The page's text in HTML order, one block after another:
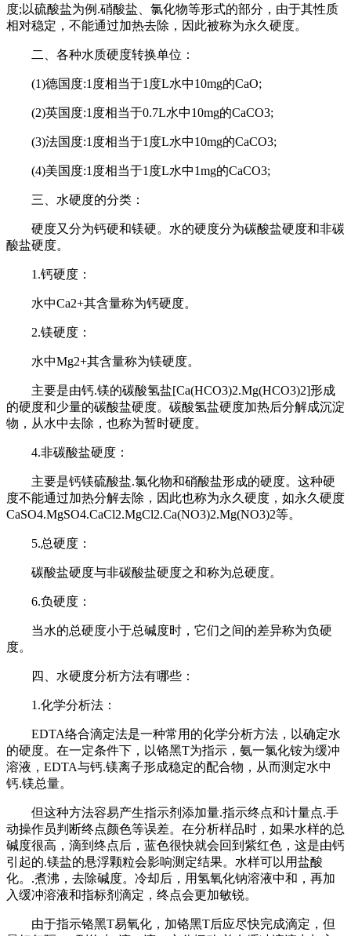
度;以硫酸盐为例.硝酸盐、氯化物等形式的部分，由于其性质
相对稳定，不能通过加热去除，因此被称为永久硬度。
二、各种水质硬度转换单位：
(1)德国度:1度相当于1度L水中10mg的CaO;
(2)英国度:1度相当于0.7L水中10mg的CaCO3;
(3)法国度:1度相当于1度L水中10mg的CaCO3;
(4)美国度:1度相当于1度L水中1mg的CaCO3;
三、水硬度的分类：
硬度又分为钙硬和镁硬。水的硬度分为碳酸盐硬度和非碳
酸盐硬度。
1.钙硬度：
水中Ca2+其含量称为钙硬度。
2.镁硬度：
水中Mg2+其含量称为镁硬度。
主要是由钙.镁的碳酸氢盐[Ca(HCO3)2.Mg(HCO3)2]形成
的硬度和少量的碳酸盐硬度。碳酸氢盐硬度加热后分解成沉淀
物，从水中去除，也称为暂时硬度。
4.非碳酸盐硬度：
主要是钙镁硫酸盐.氯化物和硝酸盐形成的硬度。这种硬
度不能通过加热分解去除，因此也称为永久硬度，如永久硬度
CaSO4.MgSO4.CaCl2.MgCl2.Ca(NO3)2.Mg(NO3)2等。
5.总硬度：
碳酸盐硬度与非碳酸盐硬度之和称为总硬度。
6.负硬度：
当水的总硬度小于总碱度时，它们之间的差异称为负硬
度。
四、水硬度分析方法有哪些：
1.化学分析法：
EDTA络合滴定法是一种常用的化学分析方法，以确定水
的硬度。在一定条件下，以铬黑T为指示，氨一氯化铵为缓冲
溶液，EDTA与钙.镁离子形成稳定的配合物，从而测定水中
钙.镁总量。
但这种方法容易产生指示剂添加量.指示终点和计量点.手
动操作员判断终点颜色等误差。在分析样品时，如果水样的总
碱度很高，滴到终点后，蓝色很快就会回到紫红色，这是由钙
引起的.镁盐的悬浮颗粒会影响测定结果。水样可以用盐酸
化。.煮沸，去除碱度。冷却后，用氢氧化钠溶液中和，再加
入缓冲溶液和指标剂滴定，终点会更加敏锐。
由于指示铬黑T易氧化，加铬黑T后应尽快完成滴定，但